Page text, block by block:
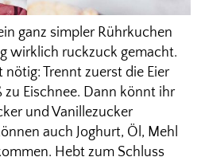
ganz simpler Rührkuchen
wirklich ruckzuck gemacht.
Trennt zuerst die Eier
Eischnee. Dann könnt ihr
und Vanillezucker
auch Joghurt, Öl, Mehl
Hebt zum Schluss